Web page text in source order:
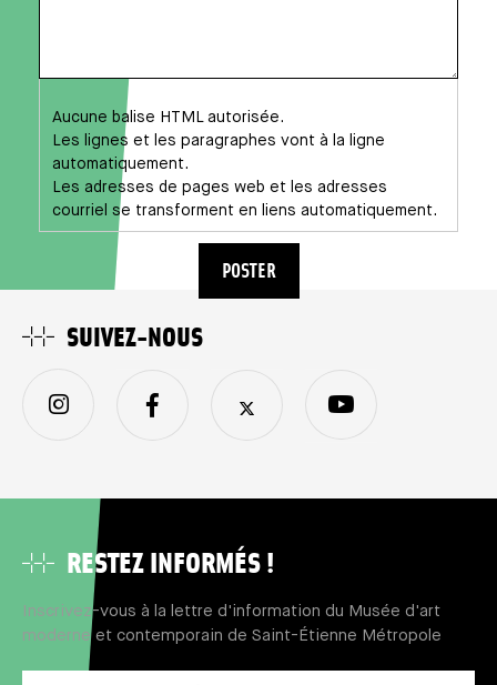
Aucune balise HTML autorisée.
Les lignes et les paragraphes vont à la ligne
automatiquement.
Les adresses de pages web et les adresses
courriel se transforment en liens automatiquement.
RESTEZ INFORMÉS !
Inscrivez-vous à la lettre d'information du Musée d'art
moderne et contemporain de Saint-Étienne Métropole
SUIVEZ-NOUS